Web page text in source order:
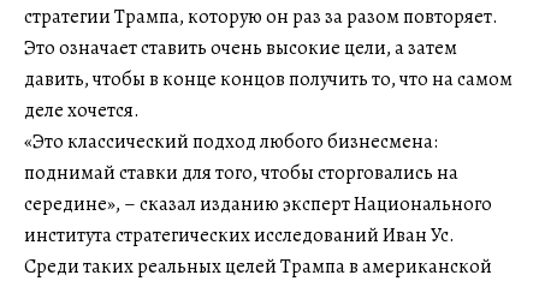
стратегии Трампа, которую он раз за разом повторяет.
Это означает ставить очень высокие цели, а затем
давить, чтобы в конце концов получить то, что на самом
деле хочется.
«Это классический подход любого бизнесмена:
поднимай ставки для того, чтобы сторговались на
середине», – сказал изданию эксперт Национального
института стратегических исследований Иван Ус.
Среди таких реальных целей Трампа в американской